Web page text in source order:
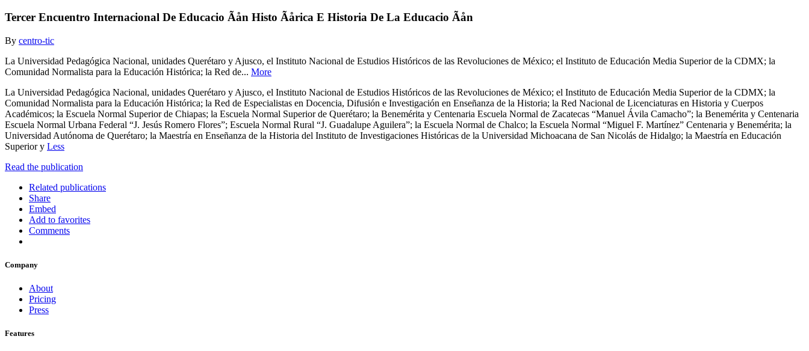
Tercer Encuentro Internacional De Educacio Ãån Histo Ãårica E Historia De La Educacio Ãån
By centro-tic
La Universidad Pedagógica Nacional, unidades Querétaro y Ajusco, el Instituto Nacional de Estudios Históricos de las Revoluciones de México; el Instituto de Educación Media Superior de la CDMX; la
Comunidad Normalista para la Educación Histórica; la Red de... More
La Universidad Pedagógica Nacional, unidades Querétaro y Ajusco, el Instituto Nacional de Estudios Históricos de las Revoluciones de México; el Instituto de Educación Media Superior de la CDMX; la
Comunidad Normalista para la Educación Histórica; la Red de Especialistas en Docencia, Difusión e Investigación en Enseñanza de la Historia; la Red Nacional de Licenciaturas en Historia y Cuerpos
Académicos; la Escuela Normal Superior de Chiapas; la Escuela Normal Superior de Querétaro; la Benemérita y Centenaria Escuela Normal de Zacatecas “Manuel Ávila Camacho”; la Benemérita y Centenaria
Escuela Normal Urbana Federal “J. Jesús Romero Flores”; Escuela Normal Rural “J. Guadalupe Aguilera”; la Escuela Normal de Chalco; la Escuela Normal “Miguel F. Martínez” Centenaria y Benemérita; la
Universidad Autónoma de Querétaro; la Maestría en Enseñanza de la Historia del Instituto de Investigaciones Históricas de la Universidad Michoacana de San Nicolás de Hidalgo; la Maestría en Educación
Superior y Less
Read the publication
Related publications
Share
Embed
Add to favorites
Comments
Company
About
Pricing
Press
Features